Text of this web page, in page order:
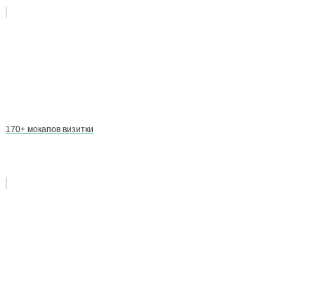
170+ мокапов визитки